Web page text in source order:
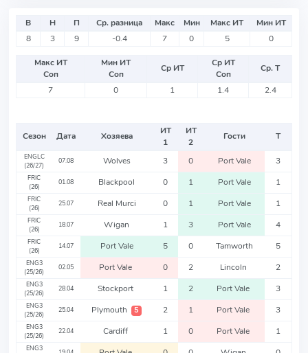
В Н П Ср. разница Макс Мин Макс ИТ
Мин ИТ
8
3 9 -0.4 7 0 5 0
Макс ИТ
Соп
Мин ИТ
Соп
Ср ИТ
Ср ИТ
Соп
Ср. Т
7
0 1 1.4 2.4
Сезон Дата Хозяева
ИТ
1
ИТ
2
Гости Т
ENGLC
(26/27)
07.08 Wolves 3 0 Port Vale 3
FRIC
(26)
01.08 Blackpool 0 1 Port Vale 1
FRIC
(26)
25.07 Real Murci 0 1 Port Vale 1
FRIC
(26)
18.07 Wigan 1 3 Port Vale 4
FRIC
(26)
14.07 Port Vale 5 0 Tamworth 5
ENG3
(25/26)
02.05 Port Vale 0 2 Lincoln 2
ENG3
(25/26)
28.04 Stockport 1 2 Port Vale 3
ENG3
(25/26)
25.04 Plymouth 5 2 1 Port Vale 3
ENG3
(25/26)
22.04 Cardiff 1 0 Port Vale 1
ENG3